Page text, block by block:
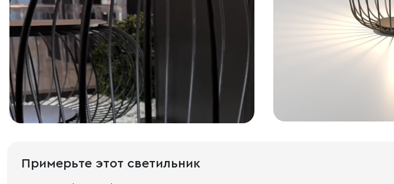
Примерьте этот светильник